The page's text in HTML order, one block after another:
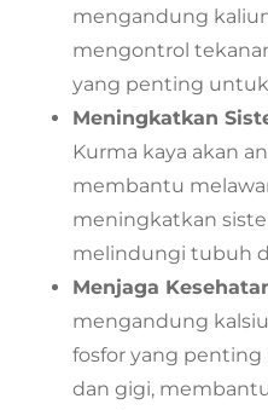
mengandung
mengontrol
yang penting
Meningkatkan
Kurma kaya akan
membantu
meningkatkan
melindungi tubuh
Menjaga
mengandung
fosfor yang
dan gigi,